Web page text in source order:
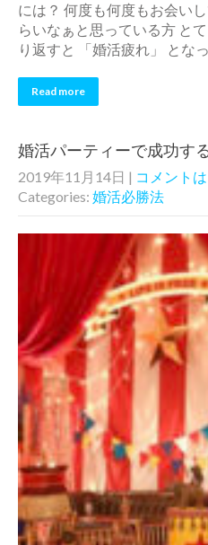
には？ 何度も何度もお会い
らいなぁと思っている方 と
り返すと 「婚活疲れ」 とな
Read more
婚活パーティーで成功す
2019年11月14日 | コメント
Categories: 婚活必勝法